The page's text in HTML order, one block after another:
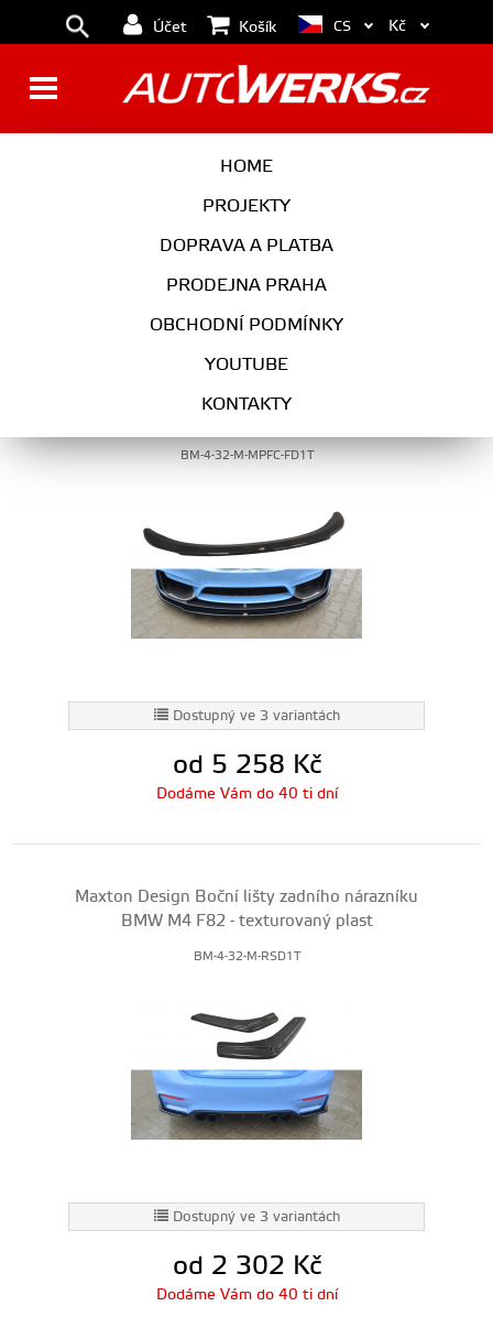
Účet Košík
HOME
PROJEKTY
DOPRAVA A PLATBA
PRODEJNA PRAHA
OBCHODNÍ PODMÍNKY
YOUTUBE
KONTAKTY
CS Kč
EXTERIÉR
Maxton Design Spoiler předního nárazníku
BM-4-32-M-MPFC-FD1T
Dostupný ve 3 variantách
od 5 258 Kč
Dodáme Vám do 40 ti dní
Maxton Design Boční lišty zadního nárazníku
BMW M4 F82 - texturovaný plast
BM-4-32-M-RSD1T
Dostupný ve 3 variantách
od 2 302 Kč
Dodáme Vám do 40 ti dní